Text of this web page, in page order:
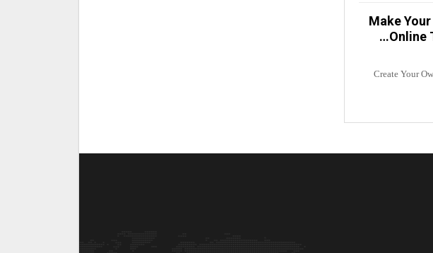
Make
Online
Create Your